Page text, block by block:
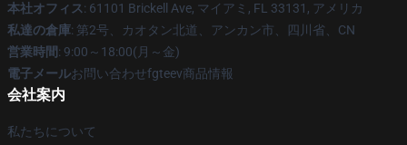
本社オフィス: 61101 Brickell Ave, マイアミ, FL 33131, アメリカ
私達の倉庫: 第2号、カオタン北道、アンカン市、四川省、CN
営業時間: 9:00～18:00(月～金)
電子メールお問い合わせfgteev商品情報
会社案内
私たちについて